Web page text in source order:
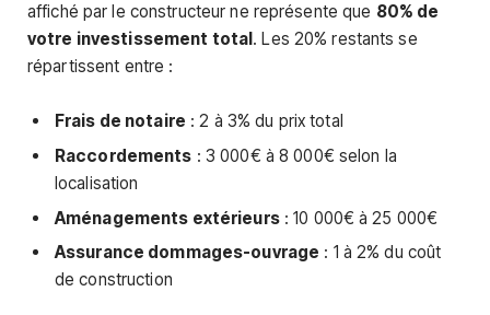
affiché par le constructeur ne représente que 80% de
votre investissement total. Les 20% restants se
répartissent entre :
Frais de notaire : 2 à 3% du prix total
Raccordements : 3 000€ à 8 000€ selon la
localisation
Aménagements extérieurs: 10 000€ à 25 000€
Assurance dommages-ouvrage : 1 à 2% du coût
de construction